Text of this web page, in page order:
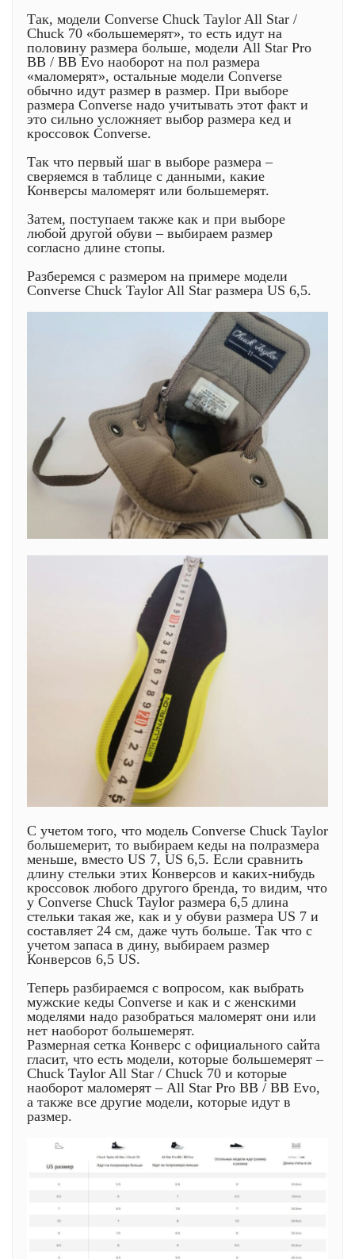
Так, модели Converse Chuck Taylor All Star /
Chuck 70 «большемерят», то есть идут на
половину размера больше, модели All Star Pro
BB / BB Evo наоборот на пол размера
«маломерят», остальные модели Converse
обычно идут размер в размер. При выборе
размера Converse надо учитывать этот факт и
это сильно усложняет выбор размера кед и
кроссовок Converse.
Так что первый шаг в выборе размера –
сверяемся в таблице с данными, какие
Конверсы маломерят или большемерят.
Затем, поступаем также как и при выборе
любой другой обуви – выбираем размер
согласно длине стопы.
Разберемся с размером на примере модели
Сonverse Chuck Taylor All Star размера US 6,5.
С учетом того, что модель Сonverse Chuck Taylor
большемерит, то выбираем кеды на полразмера
меньше, вместо US 7, US 6,5. Если сравнить
длину стельки этих Конверсов и каких-нибудь
кроссовок любого другого бренда, то видим, что
у Сonverse Chuck Taylor размера 6,5 длина
стельки такая же, как и у обуви размера US 7 и
составляет 24 см, даже чуть больше. Так что с
учетом запаса в дину, выбираем размер
Конверсов 6,5 US.
Теперь разбираемся с вопросом, как выбрать
мужские кеды Converse и как и с женскими
моделями надо разобраться маломерят они или
нет наоборот большемерят.
Размерная сетка Конверс с официального сайта
гласит, что есть модели, которые большемерят –
Chuck Taylor All Star / Chuck 70 и которые
наоборот маломерят – All Star Pro BB / BB Evo,
а также все другие модели, которые идут в
размер.